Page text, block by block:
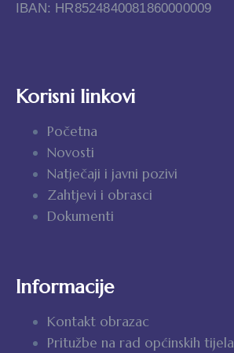
IBAN: HR8524840081860000009
Korisni linkovi
Početna
Novosti
Natječaji i javni pozivi
Zahtjevi i obrasci
Dokumenti
Informacije
Kontakt obrazac
Pritužbe na rad općinskih tijela